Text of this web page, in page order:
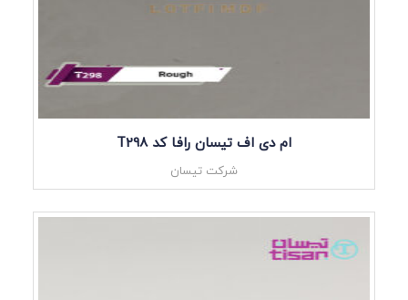
ام دی اف تیسان رافا کد T298
شرکت تیسان